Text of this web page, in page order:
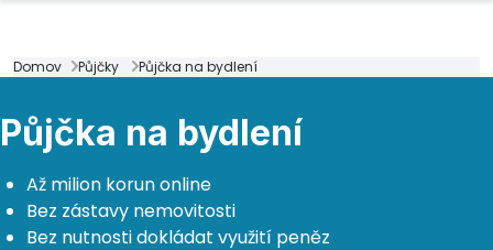
Domov Půjčky Půjčka na bydlení
Půjčka na bydlení
Až milion korun online
Bez zástavy nemovitosti
Bez nutnosti dokládat využití peněz